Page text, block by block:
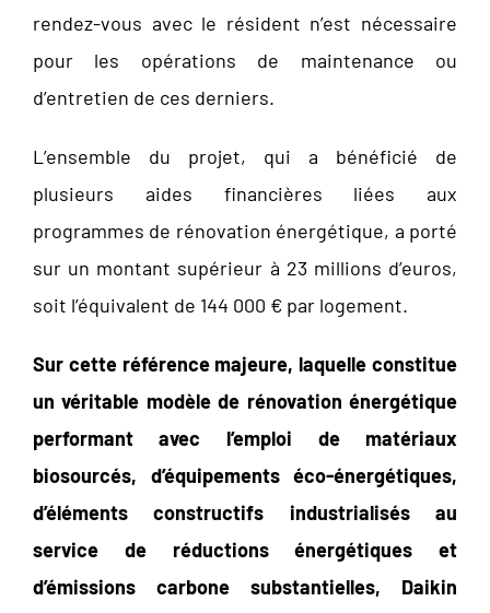
rendez-vous avec le résident n’est nécessaire
pour les opérations de maintenance ou
d’entretien de ces derniers.
L’ensemble du projet, qui a bénéficié de
plusieurs aides financières liées aux
programmes de rénovation énergétique, a porté
sur un montant supérieur à 23 millions d’euros,
soit l’équivalent de 144 000 € par logement.
Sur cette référence majeure, laquelle constitue
un véritable modèle de rénovation énergétique
performant avec l’emploi de matériaux
biosourcés, d’équipements éco-énergétiques,
d’éléments constructifs industrialisés au
service de réductions énergétiques et
d’émissions carbone substantielles, Daikin